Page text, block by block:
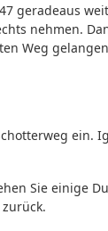
geradeaus
nehmen.
Weg
ein.
Sie einige